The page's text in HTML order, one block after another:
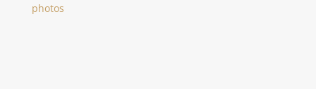
photos